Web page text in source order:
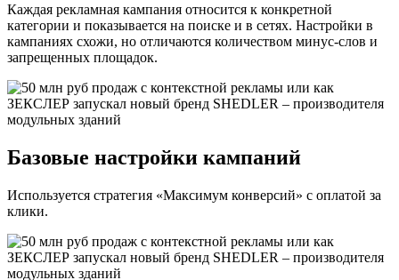
Каждая рекламная кампания относится к конкретной
категории и показывается на поиске и в сетях. Настройки в
кампаниях схожи, но отличаются количеством минус-слов и
запрещенных площадок.
Базовые настройки кампаний
Используется стратегия «Максимум конверсий» с оплатой за
клики.